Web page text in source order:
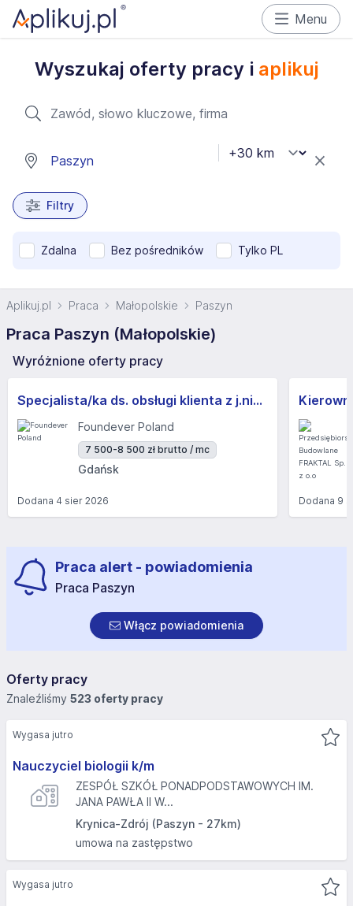
Menu
Wyszukaj oferty pracy i aplikuj
Filtry
Zdalna Bez pośredników Tylko PL
Aplikuj.pl Praca Małopolskie Paszyn
Praca Paszyn (Małopolskie)
Wyróżnione oferty pracy
Specjalista/ka ds. obsługi klienta z j.niemieckim
Foundever Poland
7 500-8 500 zł brutto / mc
Gdańsk
Dodana 4 sier 2026 Dodana 9
Praca alert - powiadomienia
Praca Paszyn
Włącz powiadomienia
Oferty pracy
Znaleźliśmy 523 oferty pracy
Nauczyciel biologii k/m
ZESPÓŁ SZKÓŁ PONADPODSTAWOWYCH IM.
JANA PAWŁA II W...
Krynica-Zdrój (Paszyn - 27km)
umowa na zastępstwo
Wygasa jutro
Wygasa jutro